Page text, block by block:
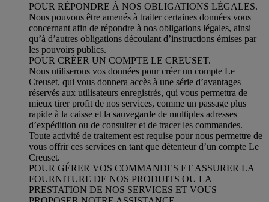
POUR RÉPONDRE À NOS OBLIGATIONS LÉGALES.
Nous pouvons être amenés à traiter certaines données vous
concernant afin de répondre à nos obligations légales, ainsi
qu’à d’autres obligations découlant d’instructions émises par
les pouvoirs publics.
POUR CRÉER UN COMPTE LE CREUSET.
Nous utiliserons vos données pour créer un compte Le
Creuset, qui vous donnera accès à une série d’avantages
réservés aux utilisateurs enregistrés, qui vous permettra de
mieux tirer profit de nos services, comme un passage plus
rapide à la caisse et la sauvegarde de multiples adresses
d’expédition ou de consulter et de tracer les commandes.
Toute activité de traitement est requise pour nous permettre de
vous offrir ces services en tant que détenteur d’un compte Le
Creuset.
POUR GÉRER VOS COMMANDES ET ASSURER LA
FOURNITURE DE NOS PRODUITS OU LA
PRESTATION DE NOS SERVICES ET VOUS